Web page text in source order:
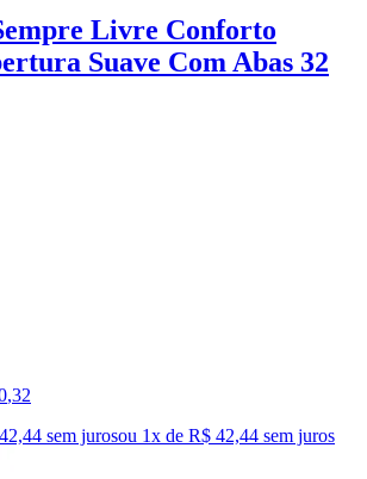
Livre Conforto
Suave Com Abas 32
,32
sem jurosou 1x de R$ 42,44 sem juros